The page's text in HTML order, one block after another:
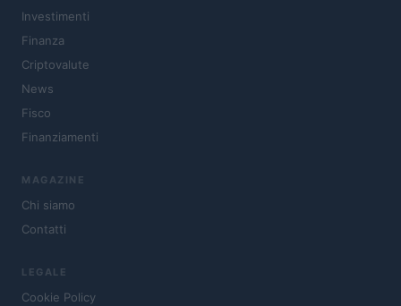
Investimenti
Finanza
Criptovalute
News
Fisco
Finanziamenti
MAGAZINE
Chi siamo
Contatti
LEGALE
Cookie Policy